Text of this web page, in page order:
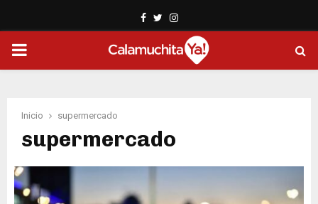
Facebook
TwitterInstagram
PRIMARY
Inicio supermercado
supermercado